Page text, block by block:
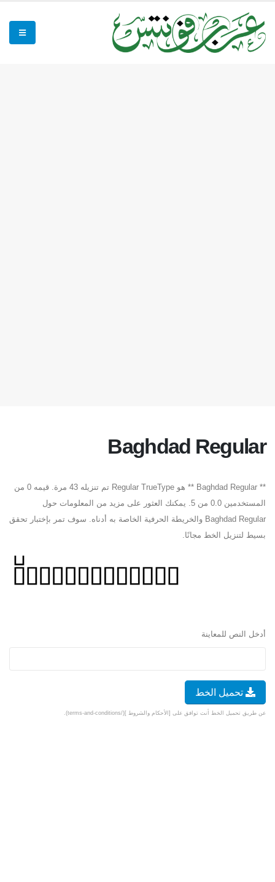
Baghdad Regular
** Baghdad Regular ** هو Regular TrueType تم تنزيله 43 مرة. قيمه 0 من
المستخدمين 0.0 من 5. يمكنك العثور على مزيد من المعلومات حول
Baghdad Regular والخريطة الحرفية الخاصة به أدناه. سوف تمر بإختبار تحقق
بسيط لتنزيل الخط مجانًا.
أدخل النص للمعاينة
تحميل الخط
عن طريق تحميل الخط أنت توافق على [الأحكام والشروط ](/terms-and-conditions).